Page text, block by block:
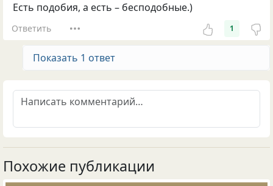
Есть подобия, а есть – бесподобные.)
Ответить 1
Показать 1 ответ
Похожие публикации